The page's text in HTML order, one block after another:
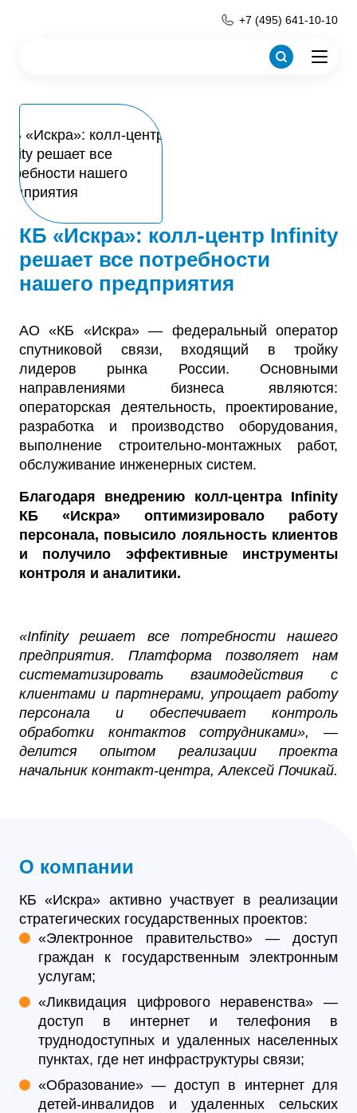
+7 (495) 641-10-10
КБ «Искра»: колл-центр Infinity
решает все потребности
нашего предприятия
АО «КБ «Искра» — федеральный оператор
спутниковой связи, входящий в тройку
лидеров рынка России. Основными
направлениями бизнеса являются:
операторская деятельность, проектирование,
разработка и производство оборудования,
выполнение строительно-монтажных работ,
обслуживание инженерных систем.
Благодаря внедрению колл-центра Infinity
КБ «Искра» оптимизировало работу
персонала, повысило лояльность клиентов
и получило эффективные инструменты
контроля и аналитики.
«Infinity решает все потребности нашего
предприятия. Платформа позволяет нам
систематизировать взаимодействия с
клиентами и партнерами, упрощает работу
персонала и обеспечивает контроль
обработки контактов сотрудниками», —
делится опытом реализации проекта
начальник контакт-центра, Алексей Почикай.
О компании
КБ «Искра» активно участвует в реализации
стратегических государственных проектов:
«Электронное правительство» — доступ
граждан к государственным электронным
услугам;
«Ликвидация цифрового неравенства» —
доступ в интернет и телефония в
труднодоступных и удаленных населенных
пунктах, где нет инфраструктуры связи;
«Образование» — доступ в интернет для
детей-инвалидов и удаленных сельских